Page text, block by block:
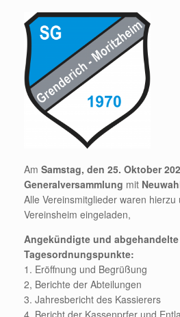
Am Samstag, den 25. Oktober
Generalversammlung mit
Alle Vereinsmitglieder waren hierzu
Vereinsheim eingeladen,
Angekündigte und abgehandelte
Tagesordnungspunkte:
1. Eröffnung und Begrüßung
2, Berichte der Abteilungen
3. Jahresbericht des Kassierers